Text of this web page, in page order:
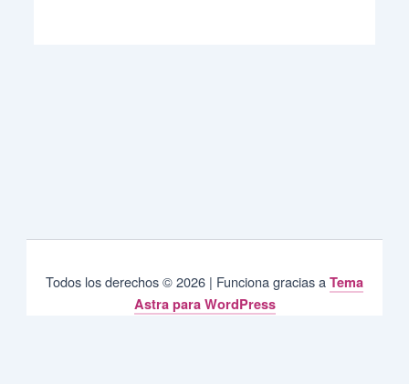
Todos los derechos © 2026 | Funciona gracias a Tema
Astra para WordPress